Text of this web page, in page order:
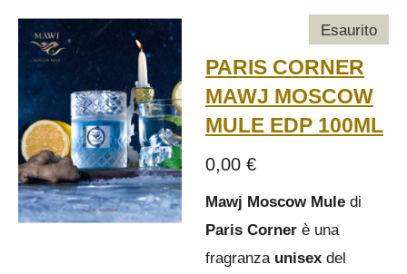
Esaurito
PARIS CORNER
MAWJ MOSCOW
MULE EDP 100ML
0,00 €
Mawj Moscow Mule di
Paris Corner è una
fragranza unisex del